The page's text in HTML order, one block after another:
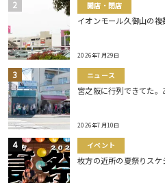
開店・閉店
イオンモール久御山の
2026年7月29日
ニュース
宮之阪に行列できてた。
2026年7月10日
イベント
枚方の近所の夏祭りスケ